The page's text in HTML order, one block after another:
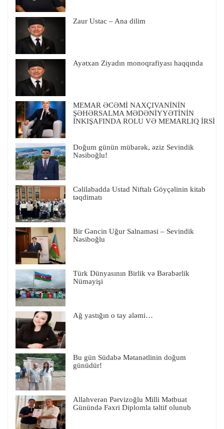
Zaur Ustac – Ana dilim
Ayətxan Ziyadın monoqrafiyası haqqında
MEMAR ƏCƏMİ NAXÇIVANİNİN
ŞƏHƏRSALMA MƏDƏNİYYƏTİNİN
İNKIŞAFINDA ROLU VƏ MEMARLIQ İRSİ
Doğum günün mübarək, əziz Sevindik
Nəsiboğlu!
Cəlilabadda Ustad Niftalı Göyçəlinin kitab
təqdimatı
Bir Gəncin Uğur Salnaməsi – Sevindik
Nəsiboğlu
Türk Dünyasının Birlik və Bərabərlik
Nümayişi
Ağ yastığın o tay aləmi…
Bu gün Südabə Mətanətlinin doğum
günüdür!
Allahverən Pərvizoğlu Milli Mətbuat
Günündə Fəxri Diplomla təltif olunub